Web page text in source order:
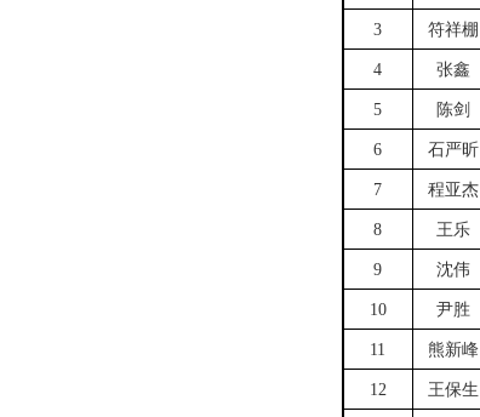
3 符祥棚
4 张鑫
5 陈剑
6 石严昕
7 程亚杰
8 王乐
9 沈伟
10 尹胜
11 熊新峰
12 王保生